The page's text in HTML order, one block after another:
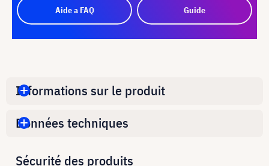
Aide a FAQ Guide
Informations sur le produit
Données techniques
Sécurité des produits